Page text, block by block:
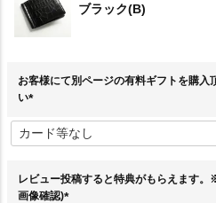
ブラック(B)
お客様にて別ページの有料ギフトを購入
い
必
須
レビュー投稿すると特典がもらえます
画像確認)